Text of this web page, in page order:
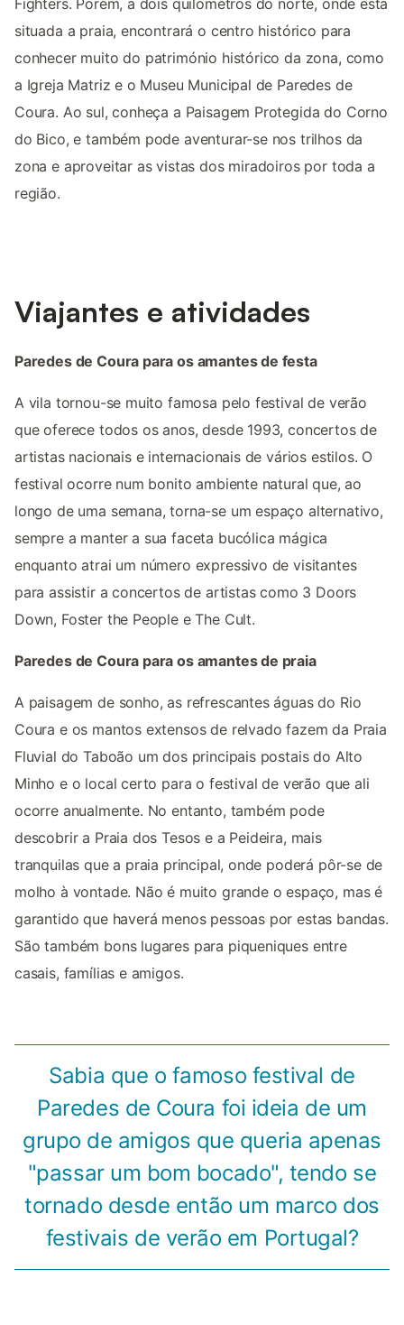
Fighters. Porém, a dois quilómetros do norte, onde está
situada a praia, encontrará o centro histórico para
conhecer muito do património histórico da zona, como
a Igreja Matriz e o Museu Municipal de Paredes de
Coura. Ao sul, conheça a Paisagem Protegida do Corno
do Bico, e também pode aventurar-se nos trilhos da
zona e aproveitar as vistas dos miradoiros por toda a
região.
Viajantes e atividades
Paredes de Coura para os amantes de festa
A vila tornou-se muito famosa pelo festival de verão
que oferece todos os anos, desde 1993, concertos de
artistas nacionais e internacionais de vários estilos. O
festival ocorre num bonito ambiente natural que, ao
longo de uma semana, torna-se um espaço alternativo,
sempre a manter a sua faceta bucólica mágica
enquanto atrai um número expressivo de visitantes
para assistir a concertos de artistas como 3 Doors
Down, Foster the People e The Cult.
Paredes de Coura para os amantes de praia
A paisagem de sonho, as refrescantes águas do Rio
Coura e os mantos extensos de relvado fazem da Praia
Fluvial do Taboão um dos principais postais do Alto
Minho e o local certo para o festival de verão que ali
ocorre anualmente. No entanto, também pode
descobrir a Praia dos Tesos e a Peideira, mais
tranquilas que a praia principal, onde poderá pôr-se de
molho à vontade. Não é muito grande o espaço, mas é
garantido que haverá menos pessoas por estas bandas.
São também bons lugares para piqueniques entre
casais, famílias e amigos.
Sabia que o famoso festival de
Paredes de Coura foi ideia de um
grupo de amigos que queria apenas
"passar um bom bocado", tendo se
tornado desde então um marco dos
festivais de verão em Portugal?